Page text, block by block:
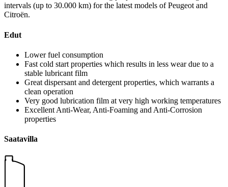
intervals (up to 30.000 km) for the latest models of Peugeot and
Citroën.
Edut
Lower fuel consumption
Fast cold start properties which results in less wear due to a
stable lubricant film
Great dispersant and detergent properties, which warrants a
clean operation
Very good lubrication film at very high working temperatures
Excellent Anti-Wear, Anti-Foaming and Anti-Corrosion
properties
Saatavilla